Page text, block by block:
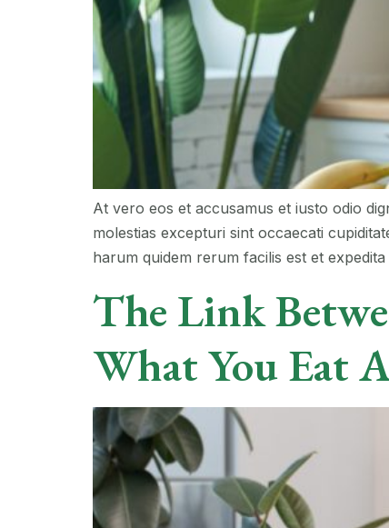
At vero eos et accusamus et iusto odio
molestias excepturi sint occaecati
harum quidem rerum facilis est et expedita
The Link
What You Eat